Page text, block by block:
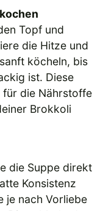
Topf und
die Hitze und
köcheln, bis
ist. Diese
für die Nährstoffe
Brokkoli
die Suppe direkt
Konsistenz
je nach Vorliebe